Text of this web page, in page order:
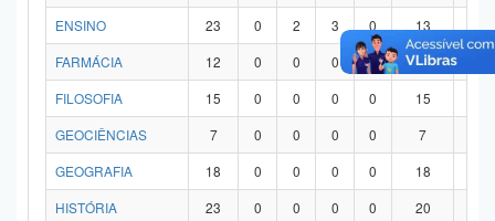
ENSINO
23 0 2 3 0 13
FARMÁCIA
12 0 0 0 0 12
FILOSOFIA
15 0 0 0 0 15
GEOCIÊNCIAS
7 0 0 0 0 7
GEOGRAFIA
18 0 0 0 0 18
HISTÓRIA
23 0 0 0 0 20